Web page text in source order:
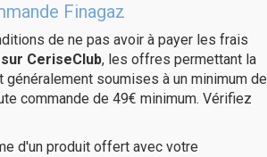
Finagaz
de ne pas avoir à payer les frais
CeriseClub, les offres permettant la
soumises à un minimum de
commande de 49€ minimum. Vérifiez
d'un produit offert avec votre